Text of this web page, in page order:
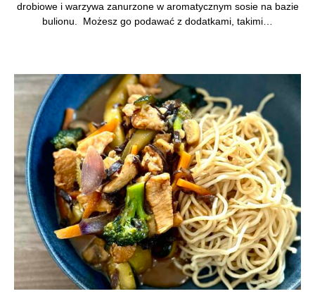
drobiowe i warzywa zanurzone w aromatycznym sosie na bazie
bulionu. Możesz go podawać z dodatkami, takimi…